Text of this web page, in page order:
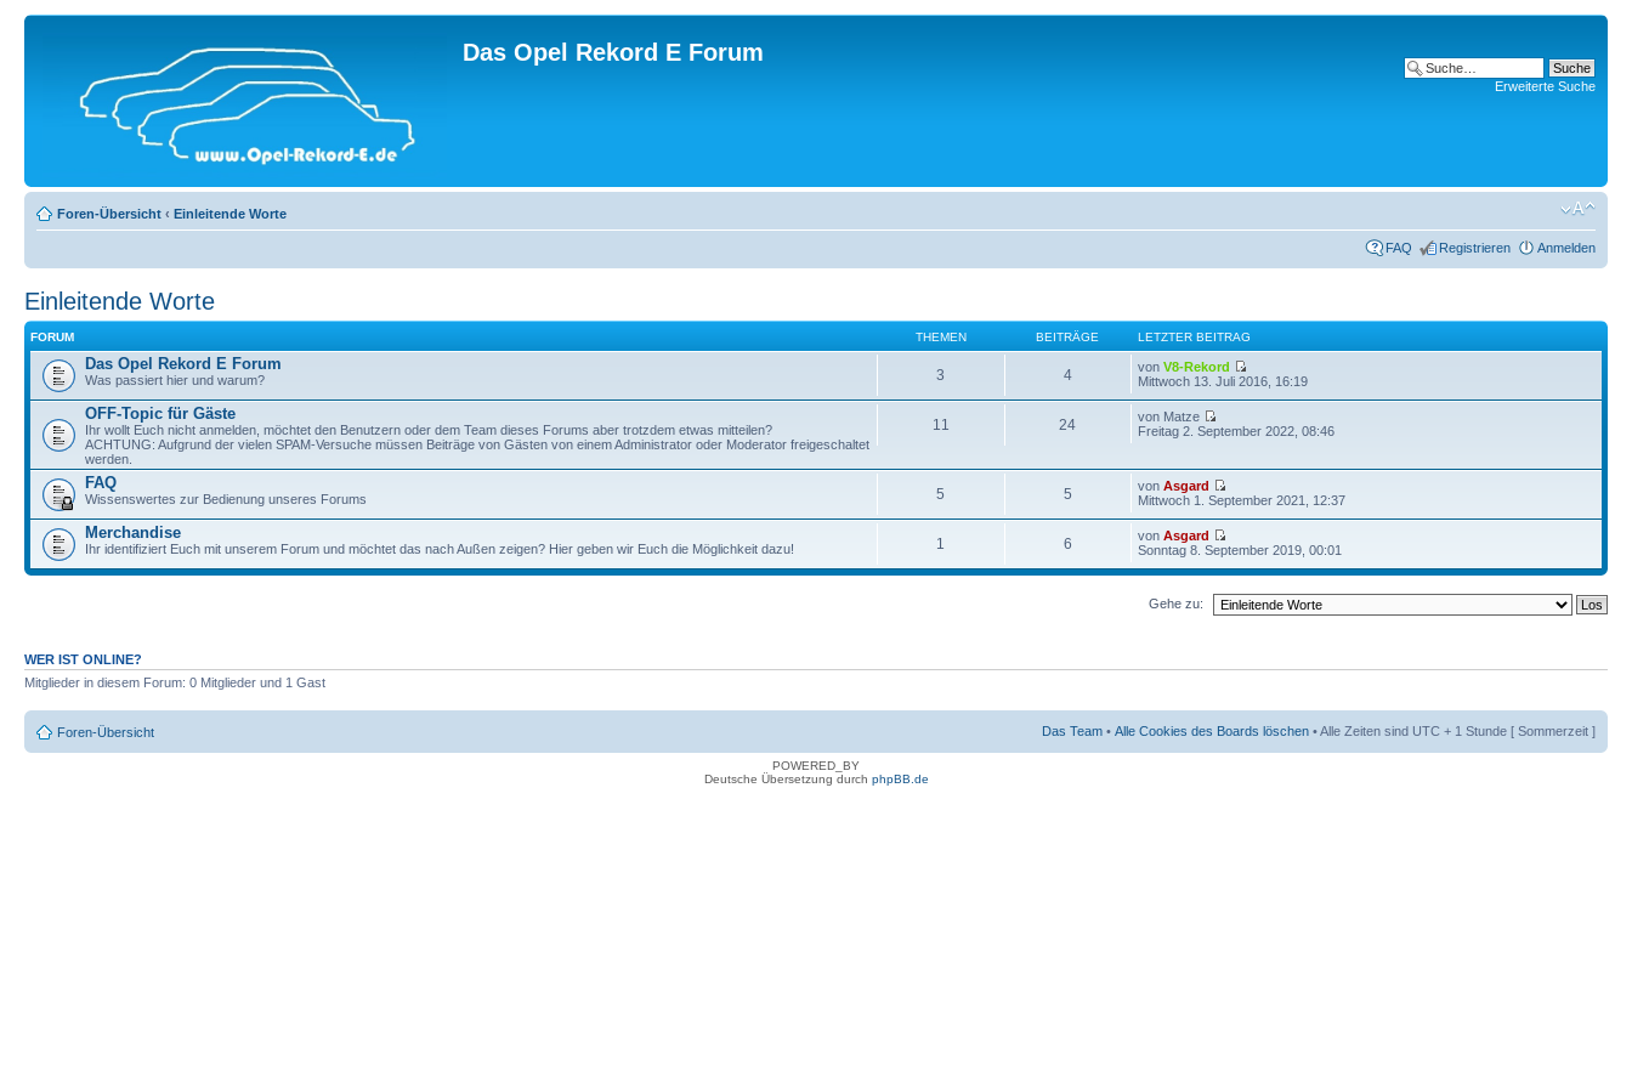
Das Opel Rekord E Forum
Erweiterte Suche
Foren-Übersicht ‹ Einleitende Worte
FAQ Registrieren Anmelden
Einleitende Worte
FORUM THEMEN BEITRÄGE LETZTER BEITRAG
Das Opel Rekord E Forum
Was passiert hier und warum? 3 4 vonV8-Rekord
Mittwoch 13. Juli 2016, 16:19
OFF-Topic für Gäste
Ihr wollt Euch nicht anmelden, möchtet den Benutzern oder dem Team dieses Forums aber trotzdem etwas mitteilen?
ACHTUNG: Aufgrund der vielen SPAM-Versuche müssen Beiträge von Gästen von einem Administrator oder Moderator freigeschaltet
werden.
11 24
von Matze
Freitag 2. September 2022, 08:46
FAQ
Wissenswertes zur Bedienung unseres Forums 5 5 vonAsgard
Mittwoch 1. September 2021, 12:37
Merchandise
Ihr identifiziert Euch mit unserem Forum und möchtet das nach Außen zeigen? Hier geben wir Euch die Möglichkeit dazu! 1 6 vonAsgard
Sonntag 8. September 2019, 00:01
Gehe zu:
WER IST ONLINE?
Mitglieder in diesem Forum: 0 Mitglieder und 1 Gast
Foren-Übersicht Das Team • Alle Cookies des Boards löschen • Alle Zeiten sind UTC + 1 Stunde [ Sommerzeit ]
POWERED_BY
Deutsche Übersetzung durch phpBB.de